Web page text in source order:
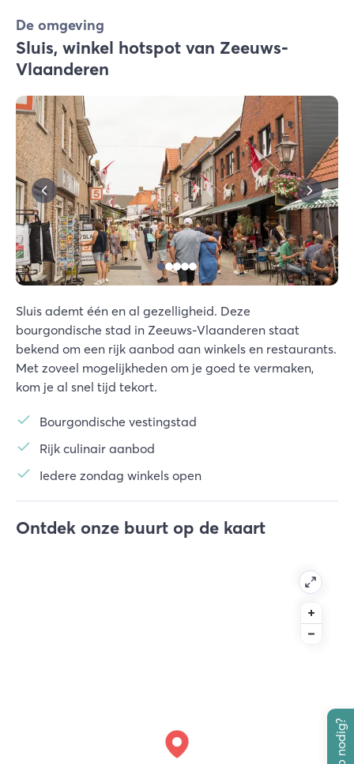
De omgeving
Sluis, winkel hotspot van Zeeuws-
Vlaanderen
Sluis ademt één en al gezelligheid. Deze
bourgondische stad in Zeeuws-Vlaanderen staat
bekend om een rijk aanbod aan winkels en restaurants.
Met zoveel mogelijkheden om je goed te vermaken,
kom je al snel tijd tekort.
Bourgondische vestingstad
Rijk culinair aanbod
Iedere zondag winkels open
Ontdek onze buurt op de kaart